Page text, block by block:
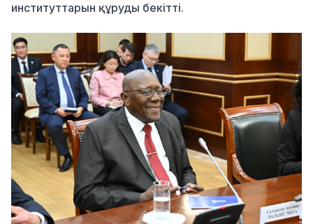
институттарын құруды бекітті.